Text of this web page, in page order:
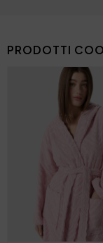
PRODOTTI